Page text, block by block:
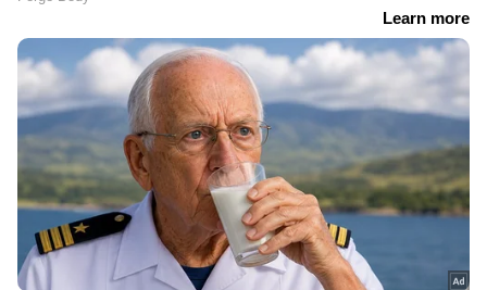
News@1PM | ഒരുമണി വാർത്ത
വിശദമായി | 08 August 2026